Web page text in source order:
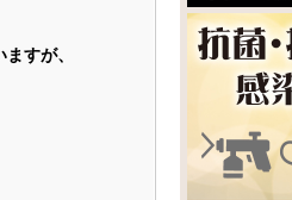
すが、